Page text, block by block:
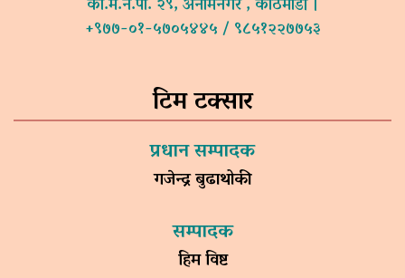
+९७७-०१-५७०५४४५ / ९८५१२२७७५३
टिम टक्सार
प्रधान सम्पादक
गजेन्द्र बुढाथोकी
सम्पादक
हिम विष्ट